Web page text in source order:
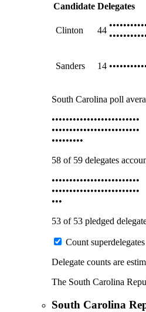
Candidate Delegates
Clinton 44
Sanders 14
South Carolina poll
•••••••••••••••••••••••••
•••••••••••••••••••••••••
•••••••••
58 of 59 delegates
•••••••••••••••••••••••••
•••••••••••••••••••••••••
•••
53 of 53 pledged
Count superdelegates
Delegate counts are
The South Carolina
South Carolina